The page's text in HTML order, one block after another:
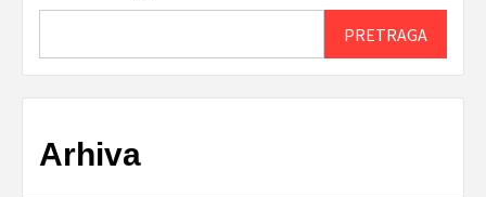
PRETRAGA
Arhiva